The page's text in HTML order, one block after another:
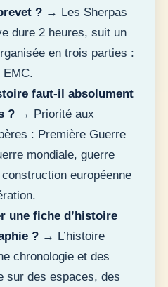
? → Les Sherpas
dure 2 heures, suit un
en trois parties :
EMC.
faut-il absolument
? → Priorité aux
: Première Guerre
mondiale, guerre
européenne
une fiche d’histoire
? → L’histoire
chronologie et des
sur des espaces, des